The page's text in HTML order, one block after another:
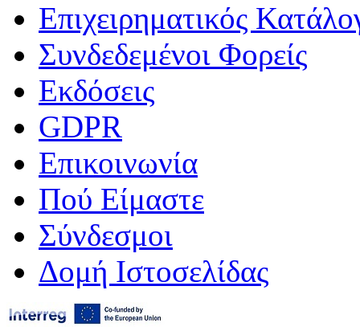
Επιχειρηματικός
Συνδεδεμένοι Φορείς
Εκδόσεις
GDPR
Επικοινωνία
Πού Είμαστε
Σύνδεσμοι
Δομή Ιστοσελίδας